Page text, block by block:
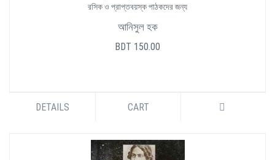
রসিক ও প্রাপ্তবয়স্ক পাঠকদের জন্য
আনিসুল হক
BDT 150.00
DETAILS CART